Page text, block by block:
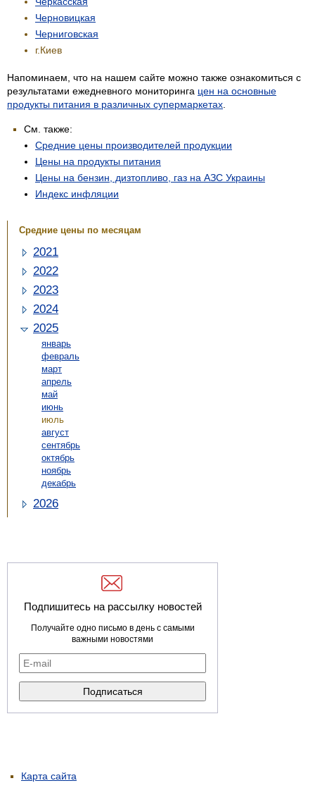
Черновицкая
Черниговская
г.Киев
Напоминаем, что на нашем сайте можно также ознакомиться с
результатами ежедневного мониторинга цен на основные
продукты питания в различных супермаркетах
См. также:
Средние цены производителей продукции
Цены на продукты питания
Цены на бензин, дизтопливо, газ на АЗС Украины
Индекс инфляции
Средние цены по месяцам
2021
2022
2023
2024
2025
январь
февраль
март
апрель
май
июнь
июль
август
сентябрь
октябрь
ноябрь
декабрь
2026
Подпишитесь на рассылку новостей
Получайте одно письмо в день с самыми
важными новостями
Карта сайта